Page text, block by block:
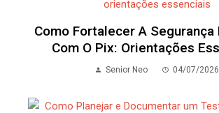
Como Fortalecer A Segurança
Com O Pix: Orientações
Senior Neo 04/07/2026